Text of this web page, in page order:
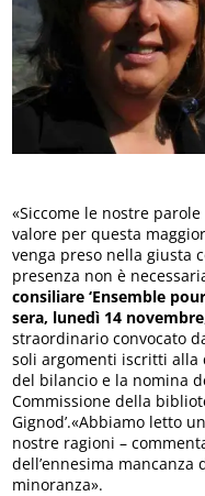
«Siccome le nostre
valore per questa
venga preso nella giusta
presenza non è
consiliare ‘Ensemble
sera, lunedì 14 novembre
straordinario convocato
soli argomenti iscritti alla
del bilancio e la nomina
Commissione della
Gignod’.«Abbiamo letto
nostre ragioni –
dell’ennesima
minoranza».